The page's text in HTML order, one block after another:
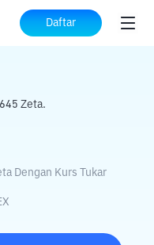
Daftar
ke ZEX
Zeta.
Dengan Kurs Tukar